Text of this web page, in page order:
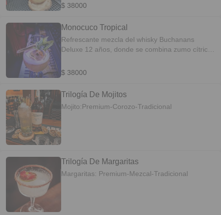
bosque y unas sutil notas amaderada. PERFIL
$ 38000
Monocuco Tropical
Refrescante mezcla del whisky Buchanans
Deluxe 12 años, donde se combina zumo cítrico
tamarindo que aporta un sutil dulzor coronado
$ 38000
Trilogía De Mojitos
Mojito:Premium-Corozo-Tradicional
Trilogía De Margaritas
Margaritas: Premium-Mezcal-Tradicional